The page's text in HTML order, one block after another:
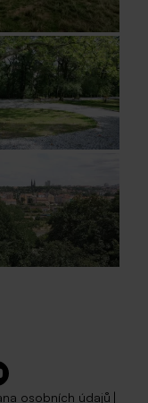
osobních údajů |